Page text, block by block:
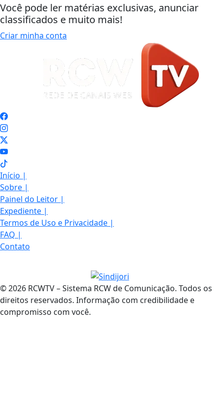
Você pode ler matérias exclusivas, anunciar
classificados e muito mais!
Criar minha conta
Início |
Sobre |
Painel do Leitor |
Expediente |
Termos de Uso e Privacidade |
FAQ |
Contato
© 2026 RCWTV – Sistema RCW de Comunicação. Todos os
direitos reservados. Informação com credibilidade e
compromisso com você.